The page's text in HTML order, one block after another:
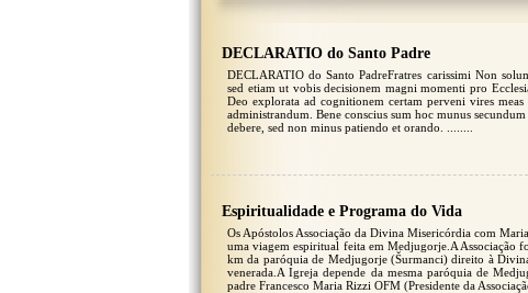
DECLARATIO do Santo Padre
DECLARATIO do Santo PadreFratres carissimi Non
sed etiam ut vobis decisionem magni momenti pro
Deo explorata ad cognitionem certam perveni vires meas
administrandum. Bene conscius sum hoc munus
debere, sed non minus patiendo et orando.
Espiritualidade e Programa do Vida
Os Apóstolos Associação da Divina Misericórdia com
uma viagem espiritual feita em Medjugorje.A Associação
km da paróquia de Medjugorje (Šurmanci) direito à
venerada.A Igreja depende da mesma paróquia de
padre Francesco Maria Rizzi OFM (Presidente da